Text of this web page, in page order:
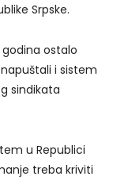
Srpske.
ostalo
i sistem
sindikata
u Republici
treba kriviti